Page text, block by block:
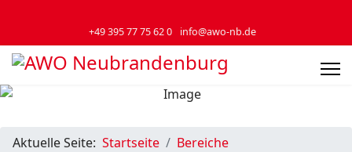
+49 395 77 75 62 0 info@awo-nb.de
Aktuelle Seite: Startseite
Bereiche